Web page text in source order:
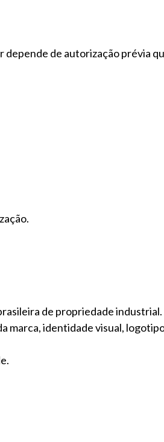
de autorização prévia
de propriedade industrial.
identidade visual,